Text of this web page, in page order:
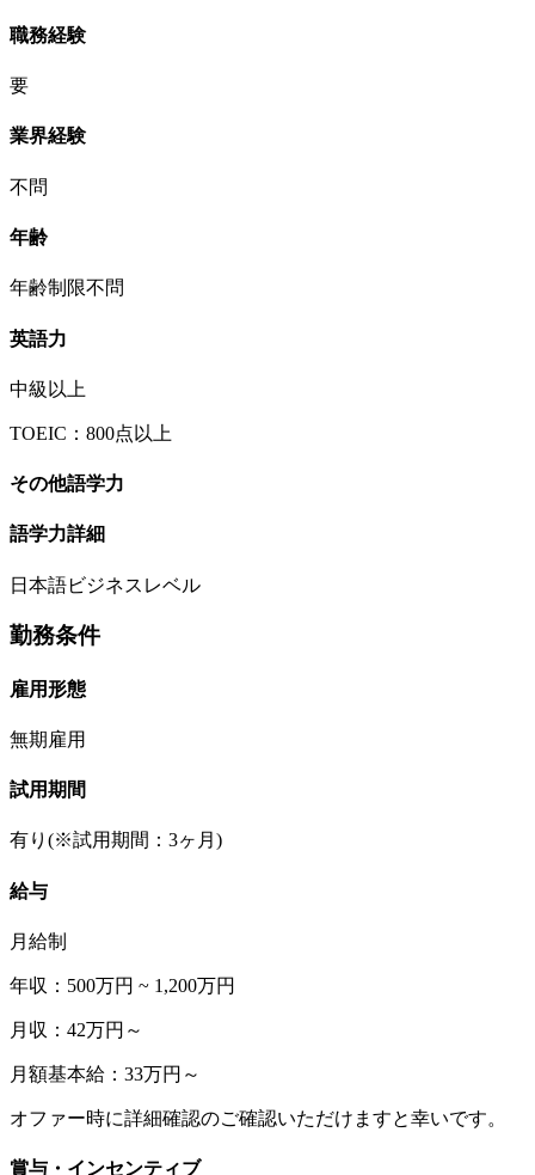
職務経験
要
業界経験
不問
年齢
年齢制限不問
英語力
中級以上
TOEIC：800点以上
その他語学力
語学力詳細
日本語ビジネスレベル
勤務条件
雇用形態
無期雇用
試用期間
有り(※試用期間：3ヶ月)
給与
月給制
年収：500万円 ~ 1,200万円
月収：42万円～
月額基本給：33万円～
オファー時に詳細確認のご確認いただけますと幸いです。
賞与・インセンティブ